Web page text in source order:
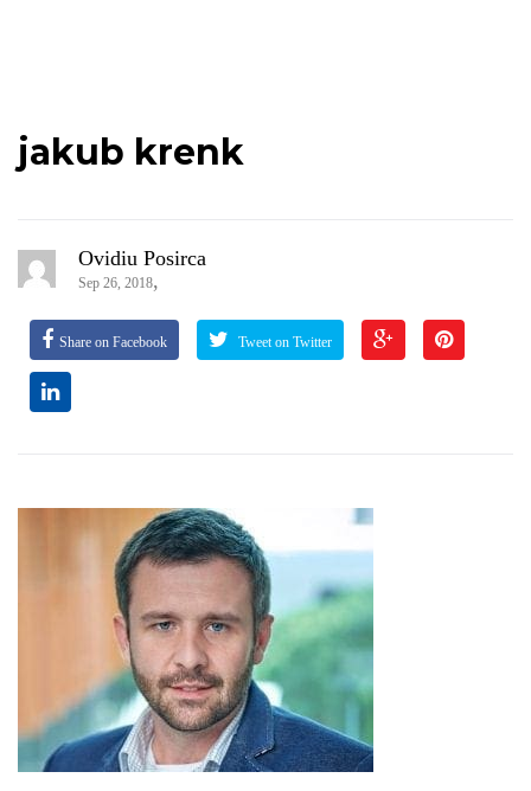
jakub krenk
Ovidiu Posirca
Sep 26, 2018,
Share on Facebook Tweet on Twitter